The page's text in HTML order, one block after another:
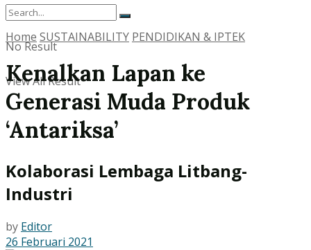
No Result
View All Result
Home SUSTAINABILITY PENDIDIKAN & IPTEK
Kenalkan Lapan ke
Generasi Muda Produk
‘Antariksa’
Kolaborasi Lembaga Litbang-
Industri
by Editor
26 Februari 2021